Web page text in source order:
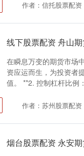
作者：信托股票配资
线下股票配资 舟山
在瞬息万变的期货市场
资应运而生，为投资者
值。 **2. 控制杠杆比例
作者：苏州股票配资
烟台股票配资 永安